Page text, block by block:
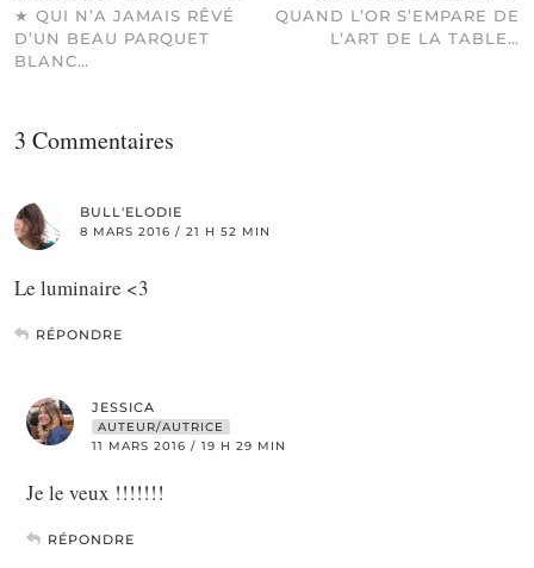
★ QUI N’A JAMAIS RÊVÉ
D’UN BEAU PARQUET
BLANC…
QUAND L’OR S’EMPARE DE
L’ART DE LA TABLE…
3 Commentaires
BULL'ELODIE
8 MARS 2016 / 21 H 52 MIN
Le luminaire <3
RÉPONDRE
JESSICA
AUTEUR/AUTRICE
11 MARS 2016 / 19 H 29 MIN
Je le veux !!!!!!!
RÉPONDRE